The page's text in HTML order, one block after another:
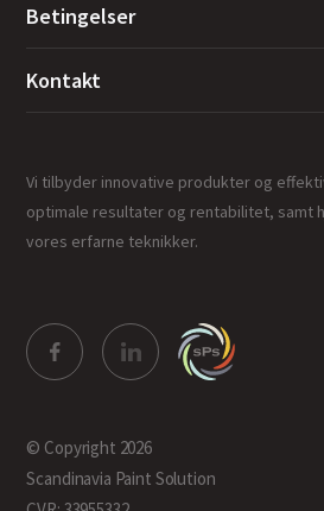
Betingelser
Kontakt
Vi tilbyder innovative produkter og
optimale resultater og rentabilitet, samt
vores erfarne teknikker.
© Copyright 2026
Scandinavia Paint Solution